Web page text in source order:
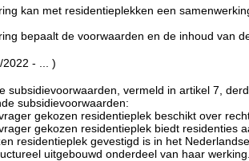
kan met residentieplekken een
bepaalt de voorwaarden en de inhoud van
2022 - ... )
subsidievoorwaarden, vermeld in artikel 7,
subsidievoorwaarden:
gekozen residentieplek beschikt over
gekozen residentieplek biedt residenties
residentieplek gevestigd is in het
uitgebouwd onderdeel van haar